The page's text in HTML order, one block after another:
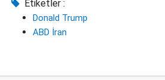
Etiketler :
Donald Trump
ABD İran